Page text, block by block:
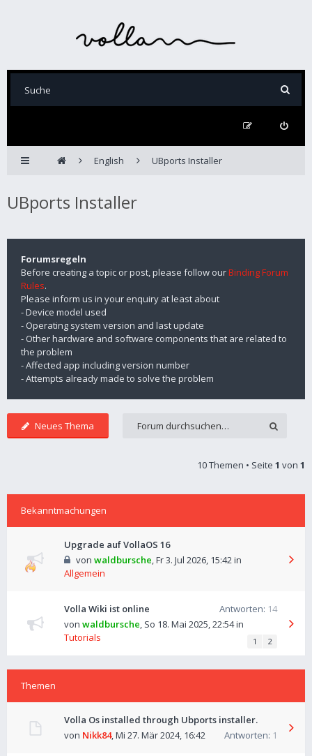
English UBports Installer
UBports Installer
Forumsregeln
Before creating a topic or post, please follow ourBinding Forum
Rules.
Please inform us in your enquiry at least about
- Device model used
- Operating system version and last update
- Other hardware and software components that are related to
the problem
- Affected app including version number
- Attempts already made to solve the problem
Neues Thema
10 Themen • Seite 1 von 1
Bekanntmachungen
Upgrade auf VollaOS 16
von waldbursche,Fr 3. Jul 2026, 15:42in
Allgemein
Volla Wiki ist online Antworten: 14
von waldbursche, So 18. Mai 2025, 22:54in
Tutorials
1 2
Themen
Volla Os installed through Ubports installer.
Antworten: 1
von Nikk84,Mi 27. Mär 2024, 16:42